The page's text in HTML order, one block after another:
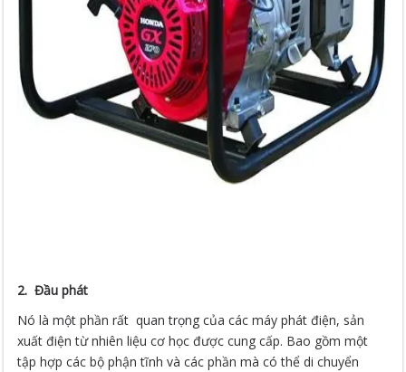
2. Đầu phát
Nó là một phần rất quan trọng của các máy phát điện, sản
xuất điện từ nhiên liệu cơ học được cung cấp. Bao gồm một
tập hợp các bộ phận tĩnh và các phần mà có thể di chuyển